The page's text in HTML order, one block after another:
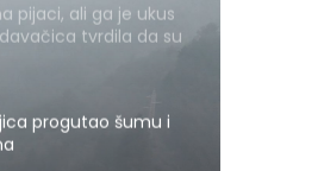
pijaci, ali ga je ukus
tvrdila da su
progutao šumu i